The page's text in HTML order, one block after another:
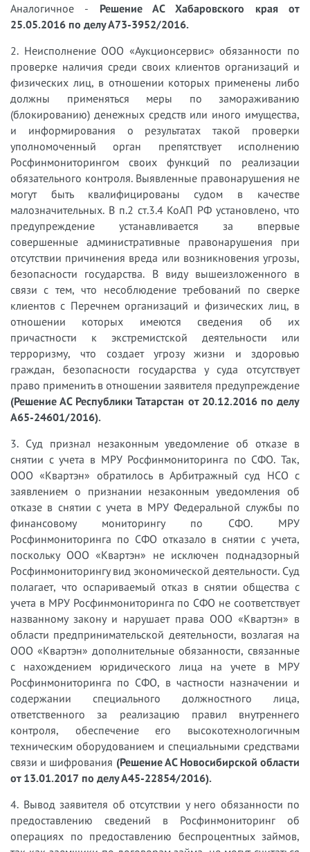
Аналогичное - Решение АС Хабаровского края от
25.05.2016 по делу А73-3952/2016.
2. Неисполнение ООО «Аукционсервис» обязанности по
проверке наличия среди своих клиентов организаций и
физических лиц, в отношении которых применены либо
должны применяться меры по замораживанию
(блокированию) денежных средств или иного имущества,
и информирования о результатах такой проверки
уполномоченный орган препятствует исполнению
Росфинмониторингом своих функций по реализации
обязательного контроля. Выявленные правонарушения не
могут быть квалифицированы судом в качестве
малозначительных. В п.2 ст.3.4 КоАП РФ установлено, что
предупреждение устанавливается за впервые
совершенные административные правонарушения при
отсутствии причинения вреда или возникновения угрозы,
безопасности государства. В виду вышеизложенного в
связи с тем, что несоблюдение требований по сверке
клиентов с Перечнем организаций и физических лиц, в
отношении которых имеются сведения об их
причастности к экстремистской деятельности или
терроризму, что создает угрозу жизни и здоровью
граждан, безопасности государства у суда отсутствует
право применить в отношении заявителя предупреждение
(Решение АС Республики Татарстан от 20.12.2016 по делу
А65-24601/2016).
3. Суд признал незаконным уведомление об отказе в
снятии с учета в МРУ Росфинмониторинга по СФО. Так,
ООО «Квартэн» обратилось в Арбитражный суд НСО с
заявлением о признании незаконным уведомления об
отказе в снятии с учета в МРУ Федеральной службы по
финансовому мониторингу по СФО. МРУ
Росфинмониторинга по СФО отказало в снятии с учета,
поскольку ООО «Квартэн» не исключен поднадзорный
Росфинмониторингу вид экономической деятельности. Суд
полагает, что оспариваемый отказ в снятии общества с
учета в МРУ Росфинмониторинга по СФО не соответствует
названному закону и нарушает права ООО «Квартэн» в
области предпринимательской деятельности, возлагая на
ООО «Квартэн» дополнительные обязанности, связанные
с нахождением юридического лица на учете в МРУ
Росфинмониторинга по СФО, в частности назначении и
содержании специального должностного лица,
ответственного за реализацию правил внутреннего
контроля, обеспечение его высокотехнологичным
техническим оборудованием и специальными средствами
связи и шифрования (Решение АС Новосибирской области
от 13.01.2017 по делу А45-22854/2016).
4. Вывод заявителя об отсутствии у него обязанности по
предоставлению сведений в Росфинмониторинг об
операциях по предоставлению беспроцентных займов,